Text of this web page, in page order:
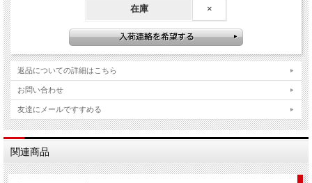
在庫 ×
返品についての詳細はこちら
お問い合わせ
友達にメールですすめる
関連商品